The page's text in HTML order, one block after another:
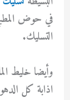
في حوض
التسليك.
وأيضا خليط
اذابة كل